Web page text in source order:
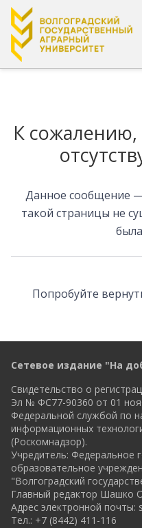
К сожалению,
Данное сообщение
такой страницы не
Попробуйте
Сетевое издание "На
Свидетельство о
Эл № ФС77-90360 от 01
Федеральной службой по
информационных
(Роскомнадзор).
Учредитель: Федеральное
образовательное
"Волгоградский
Главный редактор Шашко
Адрес электронной почты:
Тел.: +7 (8442) 411-116